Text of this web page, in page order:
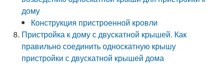
дому
Конструкция пристроенной кровли
Пристройка к дому с двускатной крышей. Как
правильно соединить односкатную крышу
пристройки с двускатной крышей дома